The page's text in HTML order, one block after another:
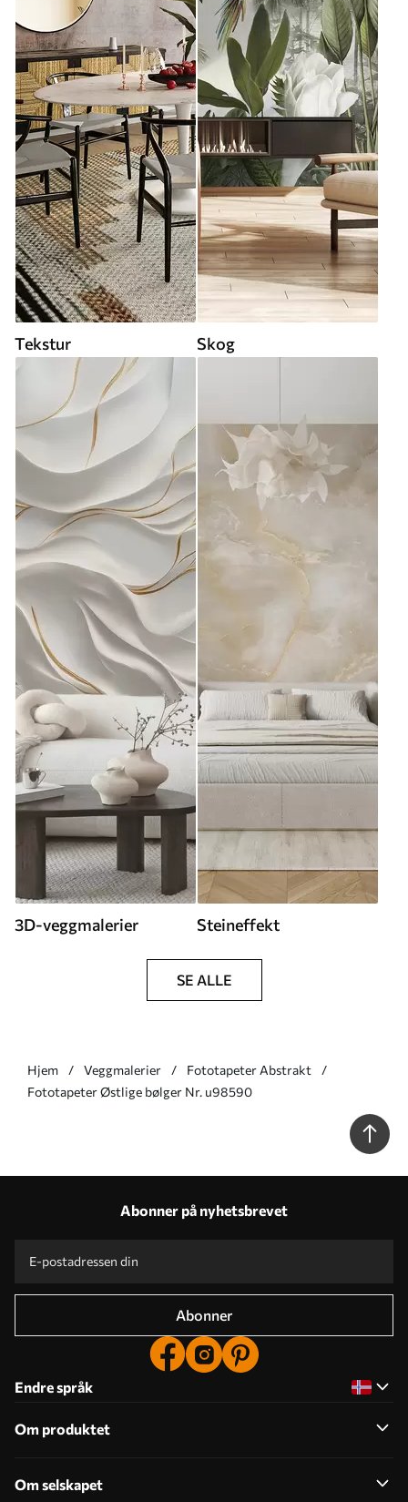
Tekstur Skog
3D-veggmalerier Steineffekt
SE ALLE
Hjem Veggmalerier
Fototapeter Abstrakt
Fototapeter Østlige bølger Nr. u98590
Abonner på nyhetsbrevet
Abonner
Endre språk
Om produktet
Om selskapet